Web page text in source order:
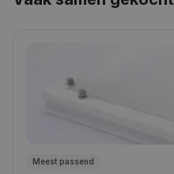
Meest passend